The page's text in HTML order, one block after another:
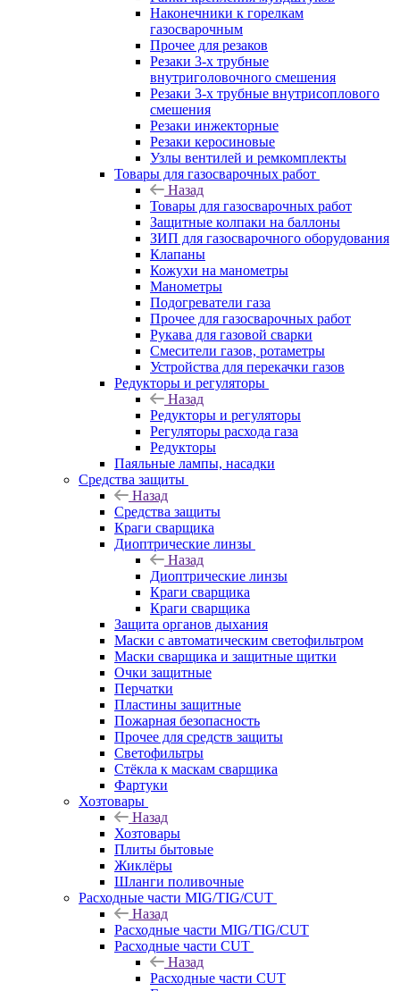
Наконечники к горелкам
газосварочным
Прочее для резаков
Резаки 3-х трубные
внутриголовочного смешения
Резаки 3-х трубные внутрисоплового
смешения
Резаки инжекторные
Резаки керосиновые
Узлы вентилей и ремкомплекты
Товары для газосварочных работ
Назад
Товары для газосварочных работ
Защитные колпаки на баллоны
ЗИП для газосварочного оборудования
Клапаны
Кожухи на манометры
Манометры
Подогреватели газа
Прочее для газосварочных работ
Рукава для газовой сварки
Смесители газов, ротаметры
Устройства для перекачки газов
Редукторы и регуляторы
Назад
Редукторы и регуляторы
Регуляторы расхода газа
Редукторы
Паяльные лампы, насадки
Средства защиты
Назад
Средства защиты
Краги сварщика
Диоптрические линзы
Назад
Диоптрические линзы
Краги сварщика
Краги сварщика
Защита органов дыхания
Маски с автоматическим светофильтром
Маски сварщика и защитные щитки
Очки защитные
Перчатки
Пластины защитные
Пожарная безопасность
Прочее для средств защиты
Светофильтры
Стёкла к маскам сварщика
Фартуки
Хозтовары
Назад
Хозтовары
Плиты бытовые
Жиклёры
Шланги поливочные
Расходные части MIG/TIG/CUT
Назад
Расходные части MIG/TIG/CUT
Расходные части CUT
Назад
Расходные части CUT